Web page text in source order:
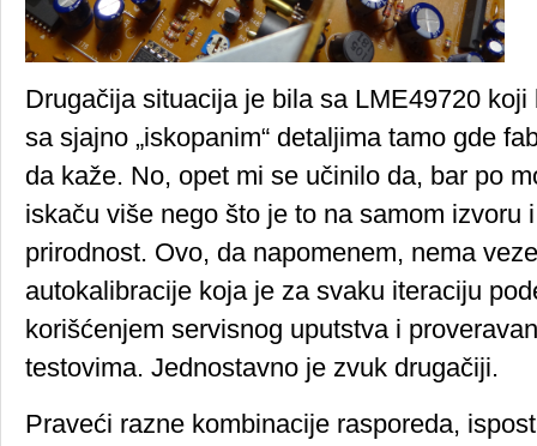
Drugačija situacija je bila sa LME49720
sa sjajno „iskopanim“ detaljima tamo gde
da kaže. No, opet mi se učinilo da, bar po
iskaču više nego što je to na samom izvoru
prirodnost. Ovo, da napomenem, nema
autokalibracije koja je za svaku iteraciju
korišćenjem servisnog uputstva i
testovima. Jednostavno je zvuk drugačiji.
Praveći razne kombinacije rasporeda,